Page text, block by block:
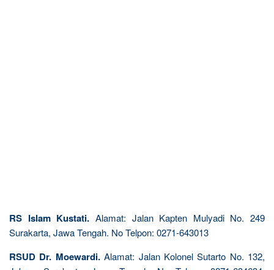
RS Islam Kustati. Alamat: Jalan Kapten Mulyadi No. 249
Surakarta, Jawa Tengah. No Telpon: 0271-643013
RSUD Dr. Moewardi.Alamat: Jalan Kolonel Sutarto No. 132,